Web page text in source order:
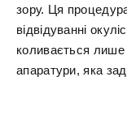
зору. Ця
відвідуванні
коливається лише
апаратури, яка